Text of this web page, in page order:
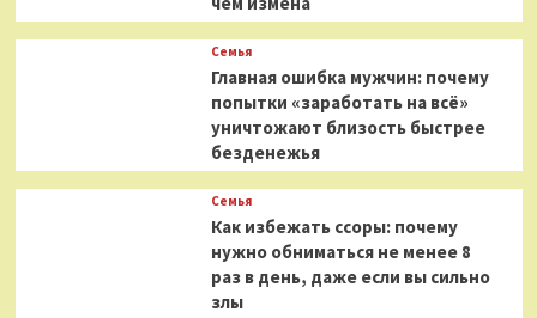
Семья
Главная ошибка мужчин: почему
попытки «заработать на всё»
уничтожают близость быстрее
безденежья
Семья
Как избежать ссоры: почему
нужно обниматься не менее 8
раз в день, даже если вы сильно
злы